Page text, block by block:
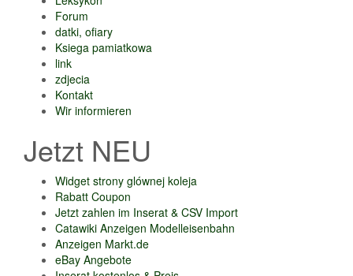
Forum
datki, ofiary
Ksiega pamiatkowa
link
zdjecia
Kontakt
Wir informieren
Jetzt NEU
Widget strony glównej koleja
Rabatt Coupon
Jetzt zahlen im Inserat & CSV Import
Catawiki Anzeigen Modelleisenbahn
Anzeigen Markt.de
eBay Angebote